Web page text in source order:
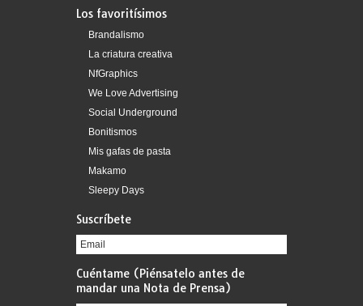
Los favoritísimos
Brandalismo
La criatura creativa
NfGraphics
We Love Advertising
Social Underground
Bonitismos
Mis gafas de pasta
Makamo
Sleepy Days
Suscríbete
Cuéntame (Piénsatelo antes de
mandar una Nota de Prensa)